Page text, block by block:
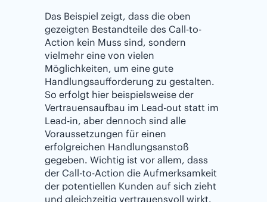
Das Beispiel zeigt, dass die oben
gezeigten Bestandteile des Call-to-
Action kein Muss sind, sondern
vielmehr eine von vielen
Möglichkeiten, um eine gute
Handlungsaufforderung zu gestalten.
So erfolgt hier beispielsweise der
Vertrauensaufbau im Lead-out statt im
Lead-in, aber dennoch sind alle
Voraussetzungen für einen
erfolgreichen Handlungsanstoß
gegeben. Wichtig ist vor allem, dass
der Call-to-Action die Aufmerksamkeit
der potentiellen Kunden auf sich zieht
und gleichzeitig vertrauensvoll wirkt.